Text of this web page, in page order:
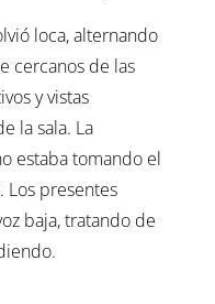
loca, alternando
cercanos de las
y vistas
la sala. La
estaba tomando el
Los presentes
baja, tratando de